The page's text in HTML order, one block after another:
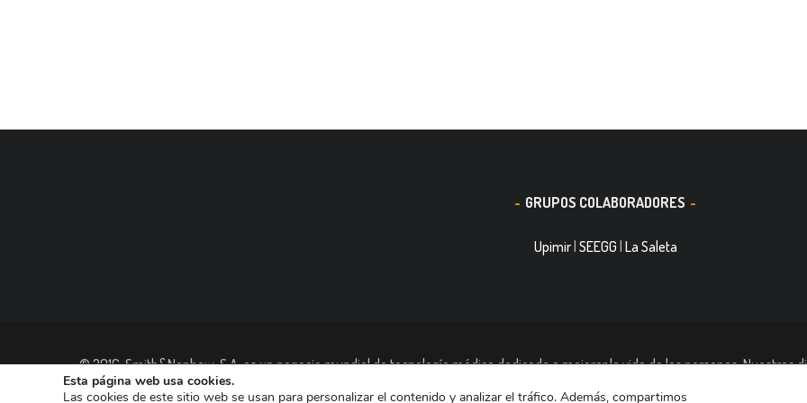
GRUPOS COLABORADORES
Upimir| SEEGG La Saleta
© 2016, Smith&Nephew, S.A. es un negocio mundial de tecnología médica dedicada a mejorar la vida de las personas. Nuestras
las empresas dedicadas a Reconstrucción Ortopédica, Curación de heridas Medicina del Deporte y Trauma. Tiene casi 11.000
Esta página web usa cookies.
Las cookies de este sitio web se usan para personalizar el contenido y analizar el tráfico. Además, compartimos